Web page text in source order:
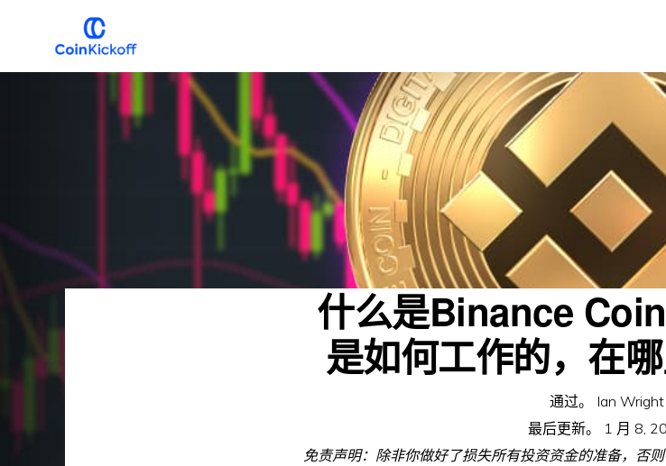
主
主
COIN
什么是Binance
是如何工作的，在
通过。 Ian Wright
最后更新。
1 月 8,
免责声明：除非你做好了损失所有投资资金的准备，否